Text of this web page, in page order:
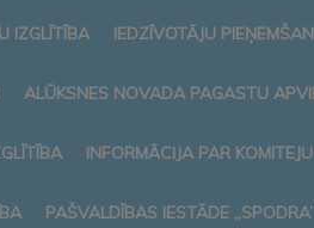
IZGLĪTĪBA IEDZĪVOTĀJU
ALŪKSNES NOVADA PAGASTU
INFORMĀCIJA PAR
PAŠVALDĪBAS IESTĀDE